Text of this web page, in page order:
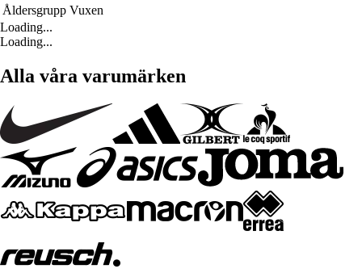
Åldersgrupp Vuxen
Loading...
Loading...
Alla våra varumärken